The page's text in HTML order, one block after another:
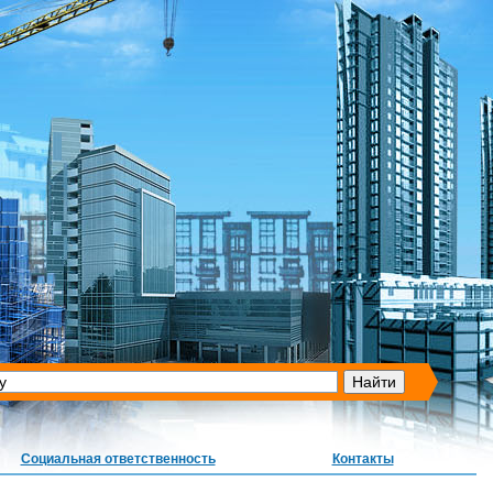
Социальная ответственность Контакты